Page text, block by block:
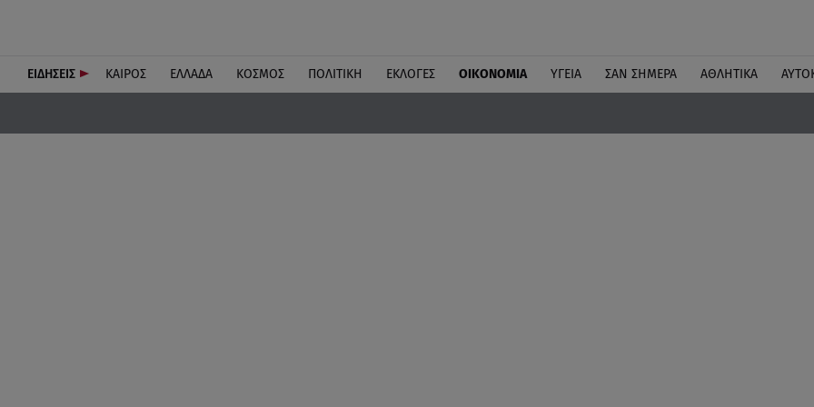
ΕΙΔΗΣΕΙΣ ΚΑΙΡΟΣ ΕΛΛΑΔΑ ΚΟΣΜΟΣ ΠΟΛΙΤΙΚΗ ΕΚΛΟΓΕΣ ΟΙΚΟΝΟΜΙΑ ΥΓΕΙΑ ΣΑΝ ΣΗΜΕΡΑ ΑΘΛΗΤΙΚΑ